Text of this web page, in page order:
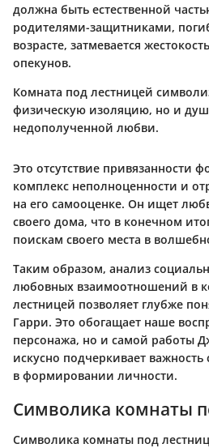
должна быть естественной
родителями-защитниками,
возрасте, затмевается
опекунов.
Комната под лестницей
физическую изоляцию, но и
недополученной любви.
Это отсутствие привязанности
комплекс неполноценности и
на его самооценке. Он ищет
своего дома, что в конечном
поискам своего места в
Таким образом, анализ
любовных взаимоотношений в
лестницей позволяет глубже
Гарри. Это обогащает наше
персонажа, но и самой работы
искусно подчеркивает
в формировании личности.
Символика комнаты
Символика комнаты под